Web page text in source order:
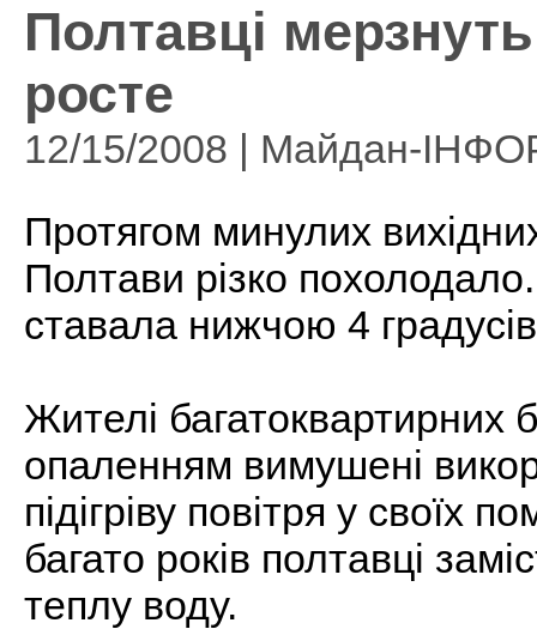
Полтавці
росте
12/15/2008 | Майдан-
Протягом минулих
Полтави різко
ставала нижчою 4
Жителі багатоквартирних
опаленням вимушені
підігріву повітря у своїх
багато років полтавці
теплу воду.